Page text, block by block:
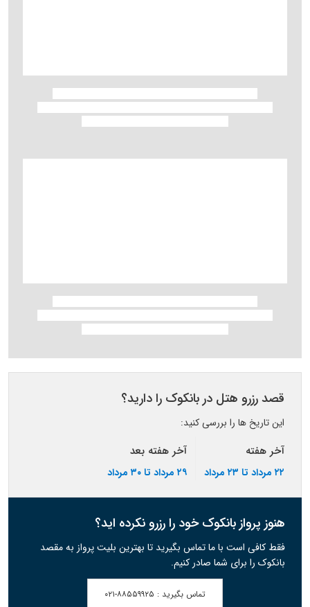
قصد رزرو هتل در بانکوک را دارید؟
این تاریخ ها را بررسی کنید:
آخر هفته
۲۲ مرداد تا ۲۳ مرداد
آخر هفته بعد
۲۹ مرداد تا ۳۰ مرداد
هنوز پرواز بانکوک خود را رزرو نکرده اید؟
فقط کافی است با ما تماس بگیرید تا بهترین بلیت پرواز به مقصد
بانکوک را برای شما صادر کنیم.
تماس بگیرید : ۰۲۱-۸۸۵۵۹۹۲۵